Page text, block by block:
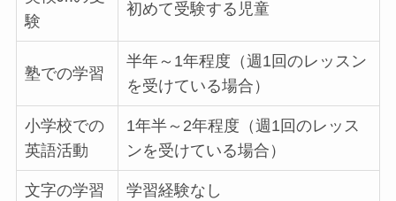
験
初めて受験する児童
塾での学習
半年～1年程度（週1回のレッスン
を受けている場合）
小学校での
英語活動
1年半～2年程度（週1回のレッス
ンを受けている場合）
文字の学習 学習経験なし